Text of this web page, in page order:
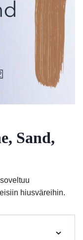
Sand,
hiusväreihin.